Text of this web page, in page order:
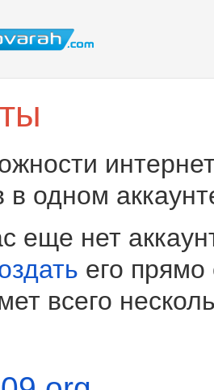
в одном
еще нет
его прямо
всего